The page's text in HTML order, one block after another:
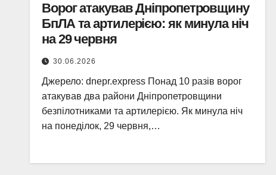
Ворог атакував Дніпропетровщину
БпЛА та артилерією: як минула ніч
на 29 червня
30.06.2026
Джерело: dnepr.express Понад 10 разів ворог
атакував два райони Дніпропетровщини
безпілотниками та артилерією. Як минула ніч
на понеділок, 29 червня,…